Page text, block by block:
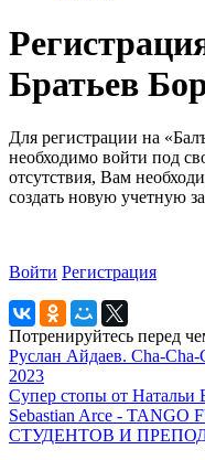
Братьев
Для регистрации на
необходимо войти под
отсутствия, Вам
создать новую учетную
Войти Регистрация
Потренируйтесь перед
Руслан Айдаев. Cha-Cha-
2023
Супер стопы от Натальи
Sebastian Arce -
СТУДЕНТОВ И